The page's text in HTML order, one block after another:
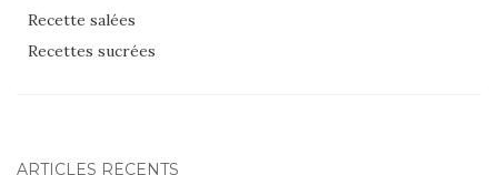
Recette salées
Recettes sucrées
ARTICLES RÉCENTS